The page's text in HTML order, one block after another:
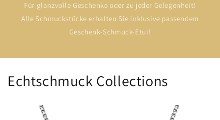
Für glanzvolle Geschenke oder zu jeder Gelegenheit!
Alle Schmuckstücke erhalten Sie inklusive passendem
Geschenk-Schmuck-Etui!
Echtschmuck Collections